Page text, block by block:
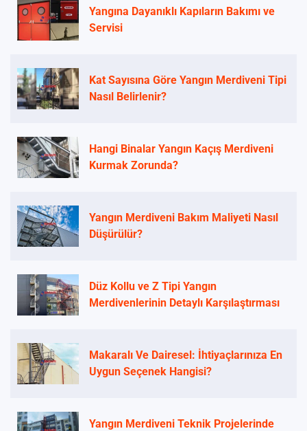
Yangına Dayanıklı Kapıların Bakımı ve
Servisi
Kat Sayısına Göre Yangın Merdiveni Tipi
Nasıl Belirlenir?
Hangi Binalar Yangın Kaçış Merdiveni
Kurmak Zorunda?
Yangın Merdiveni Bakım Maliyeti Nasıl
Düşürülür?
Düz Kollu ve Z Tipi Yangın
Merdivenlerinin Detaylı Karşılaştırması
Makaralı Ve Dairesel: İhtiyaçlarınıza En
Uygun Seçenek Hangisi?
Yangın Merdiveni Teknik Projelerinde